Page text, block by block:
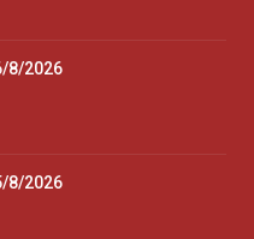
8/2026
8/2026